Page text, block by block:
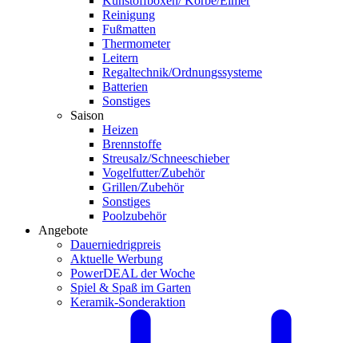
Reinigung
Fußmatten
Thermometer
Leitern
Regaltechnik/Ordnungssysteme
Batterien
Sonstiges
Saison
Heizen
Brennstoffe
Streusalz/Schneeschieber
Vogelfutter/Zubehör
Grillen/Zubehör
Sonstiges
Poolzubehör
Angebote
Dauerniedrigpreis
Aktuelle Werbung
PowerDEAL der Woche
Spiel & Spaß im Garten
Keramik-Sonderaktion